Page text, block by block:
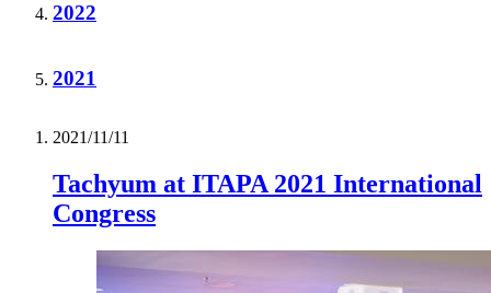
2022
2021
2021/11/11
Tachyum at ITAPA 2021 International
Congress